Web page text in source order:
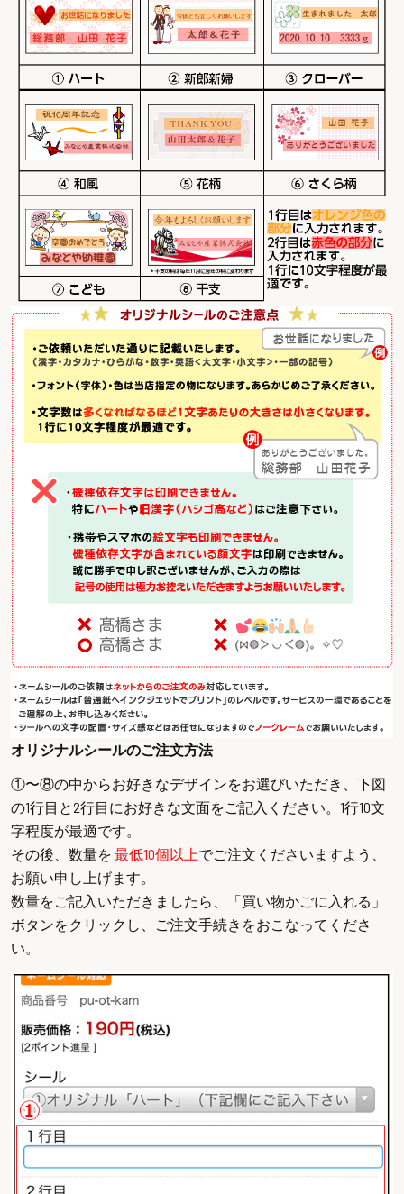
オリジナルシールのご注文方法
①〜⑧の中からお好きなデザインをお選びいただき、下図
の1行目と2行目にお好きな文面をご記入ください。1行10文
字程度が最適です。
その後、数量を 最低10個以上でご注文くださいますよう、
お願い申し上げます。
数量をご記入いただきましたら、「買い物かごに入れる」
ボタンをクリックし、ご注文手続きをおこなってくださ
い。